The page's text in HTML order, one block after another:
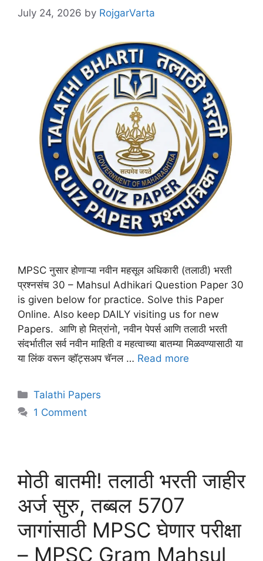
July 24, 2026 by RojgarVarta
MPSC नुसार होणाऱ्या नवीन महसूल अधिकारी (तलाठी) भरती
प्रश्नसंच 30 – Mahsul Adhikari Question Paper 30
is given below for practice. Solve this Paper
Online. Also keep DAILY visiting us for new
Papers. आणि हो मित्रांनो, नवीन पेपर्स आणि तलाठी भरती
संदर्भातील सर्व नवीन माहिती व महत्वाच्या बातम्या मिळवण्यासाठी या
या लिंक वरून व्हॉट्सअप चॅनल … Read more
Talathi Papers
1 Comment
मोठी बातमी! तलाठी भरती जाहीर
अर्ज सुरु, तब्बल 5707
जागांसाठी MPSC घेणार परीक्षा
– MPSC Gram Mahsul